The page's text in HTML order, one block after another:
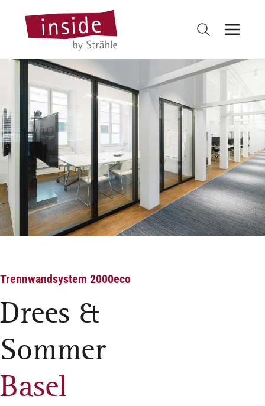
Trennwandsystem 2000eco
Drees &
Sommer
Basel